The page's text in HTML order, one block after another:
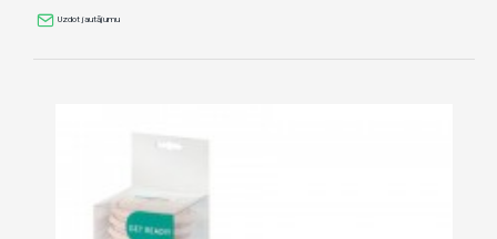
Uzdot jautājumu